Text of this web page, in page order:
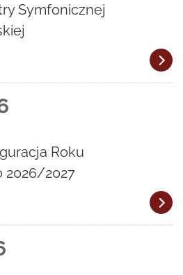
Symfonicznej
Roku
2026/2027